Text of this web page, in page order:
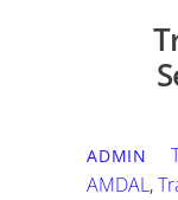
ADMIN
AMDAL,